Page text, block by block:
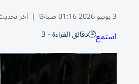
3 يونيو 2026 01:16 صباحًا | آخر
استمع دقائق القراءة - 3